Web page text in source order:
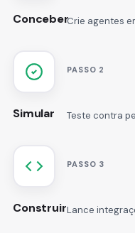
ConceberCrie agentes
PASSO 2
Simular Teste contra
PASSO 3
ConstruirLance